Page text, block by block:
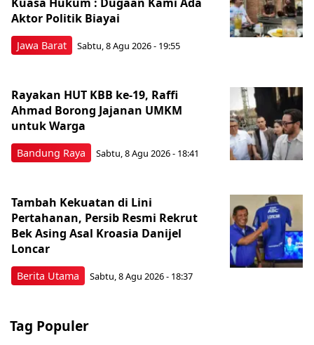
Jawa Barat
Aktor Politik Biayai
Sabtu, 8 Agu 2026 - 19:55
Bandung Raya
Rayakan HUT KBB ke-19, Raffi
Ahmad Borong Jajanan UMKM
untuk Warga
Sabtu, 8 Agu 2026 - 18:41
Berita Utama
Tambah Kekuatan di Lini
Pertahanan, Persib Resmi Rekrut
Bek Asing Asal Kroasia Danijel
Loncar
Sabtu, 8 Agu 2026 - 18:37
Tag Populer